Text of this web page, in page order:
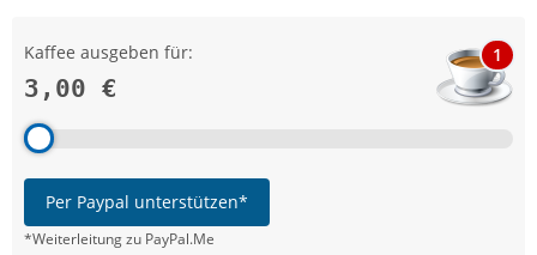
Kaffee ausgeben für:
3,00 €
1
Per Paypal unterstützen*
*Weiterleitung zu PayPal.Me